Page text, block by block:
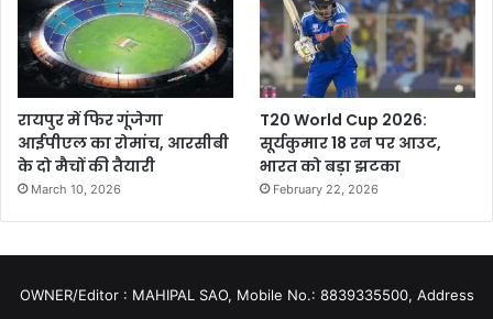
रायपुर में फिर गूंजेगा
आईपीएल का रोमांच, आरसीबी
के दो मैचों की तैयारी
March 10, 2026
T20 World Cup 2026:
सूर्यकुमार 18 रन पर आउट,
भारत को बड़ा झटका
February 22, 2026
OWNER/Editor : MAHIPAL SAO, Mobile No.: 8839335500, Address